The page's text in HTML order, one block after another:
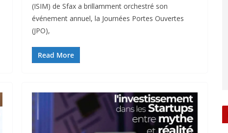
(ISIM) de Sfax a brillamment orchestré son
événement annuel, la Journées Portes Ouvertes
(JPO),
Read More